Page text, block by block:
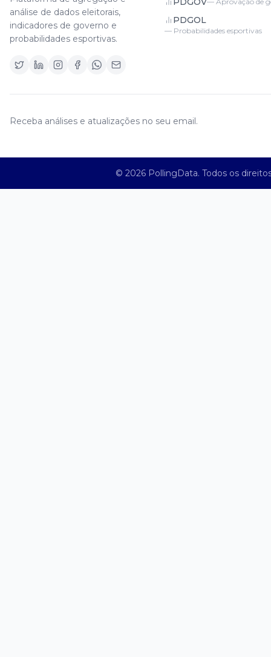
análise de dados eleitorais,
indicadores de governo e
probabilidades esportivas.
PDGOL
— Probabilidades esportivas
Receba análises e atualizações no seu email.
© 2026PollingData. Todos os